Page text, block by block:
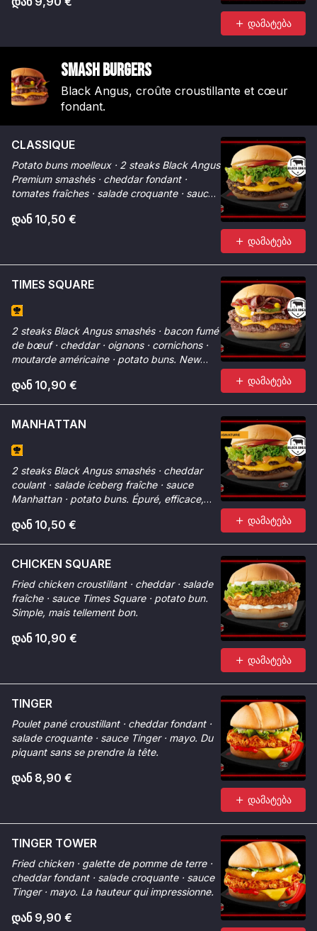
დამატება
Smash Burgers
Black Angus, croûte croustillante et cœur
fondant.
CLASSIQUE
Potato buns moelleux · 2 steaks Black Angus
Premium smashés · cheddar fondant ·
tomates fraîches · salade croquante · sauce
დან 10,50 €
დამატება
TIMES SQUARE
2 steaks Black Angus smashés · bacon fumé
de bœuf · cheddar · oignons · cornichons ·
moutarde américaine · potato buns. New
დან 10,90 € დამატება
MANHATTAN
2 steaks Black Angus smashés · cheddar
coulant · salade iceberg fraîche · sauce
Manhattan · potato buns. Épuré, efficace,
დან 10,50 € დამატება
CHICKEN SQUARE
Fried chicken croustillant · cheddar · salade
fraîche · sauce Times Square · potato bun.
Simple, mais tellement bon.
დან 10,90 €
დამატება
TINGER
Poulet pané croustillant · cheddar fondant ·
salade croquante · sauce Tinger · mayo. Du
piquant sans se prendre la tête.
დან 8,90 €
დამატება
TINGER TOWER
Fried chicken · galette de pomme de terre ·
cheddar fondant · salade croquante · sauce
Tinger · mayo. La hauteur qui impressionne.
დან 9,90 €